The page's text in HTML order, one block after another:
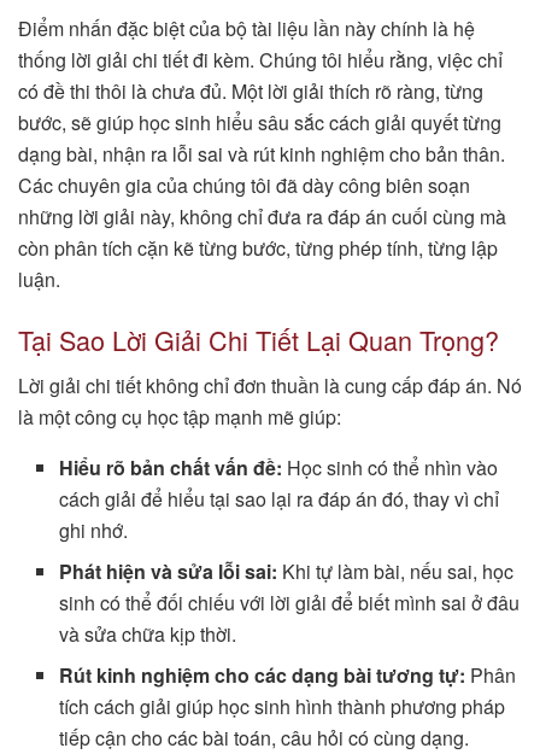
Điểm nhấn đặc biệt của bộ tài liệu lần này chính là hệ
thống lời giải chi tiết đi kèm. Chúng tôi hiểu rằng, việc chỉ
có đề thi thôi là chưa đủ. Một lời giải thích rõ ràng, từng
bước, sẽ giúp học sinh hiểu sâu sắc cách giải quyết từng
dạng bài, nhận ra lỗi sai và rút kinh nghiệm cho bản thân.
Các chuyên gia của chúng tôi đã dày công biên soạn
những lời giải này, không chỉ đưa ra đáp án cuối cùng mà
còn phân tích cặn kẽ từng bước, từng phép tính, từng lập
luận.
Tại Sao Lời Giải Chi Tiết Lại Quan Trọng?
Lời giải chi tiết không chỉ đơn thuần là cung cấp đáp án. Nó
là một công cụ học tập mạnh mẽ giúp:
Hiểu rõ bản chất vấn đề: Học sinh có thể nhìn vào
cách giải để hiểu tại sao lại ra đáp án đó, thay vì chỉ
ghi nhớ.
Phát hiện và sửa lỗi sai: Khi tự làm bài, nếu sai, học
sinh có thể đối chiếu với lời giải để biết mình sai ở đâu
và sửa chữa kịp thời.
Rút kinh nghiệm cho các dạng bài tương tự: Phân
tích cách giải giúp học sinh hình thành phương pháp
tiếp cận cho các bài toán, câu hỏi có cùng dạng.